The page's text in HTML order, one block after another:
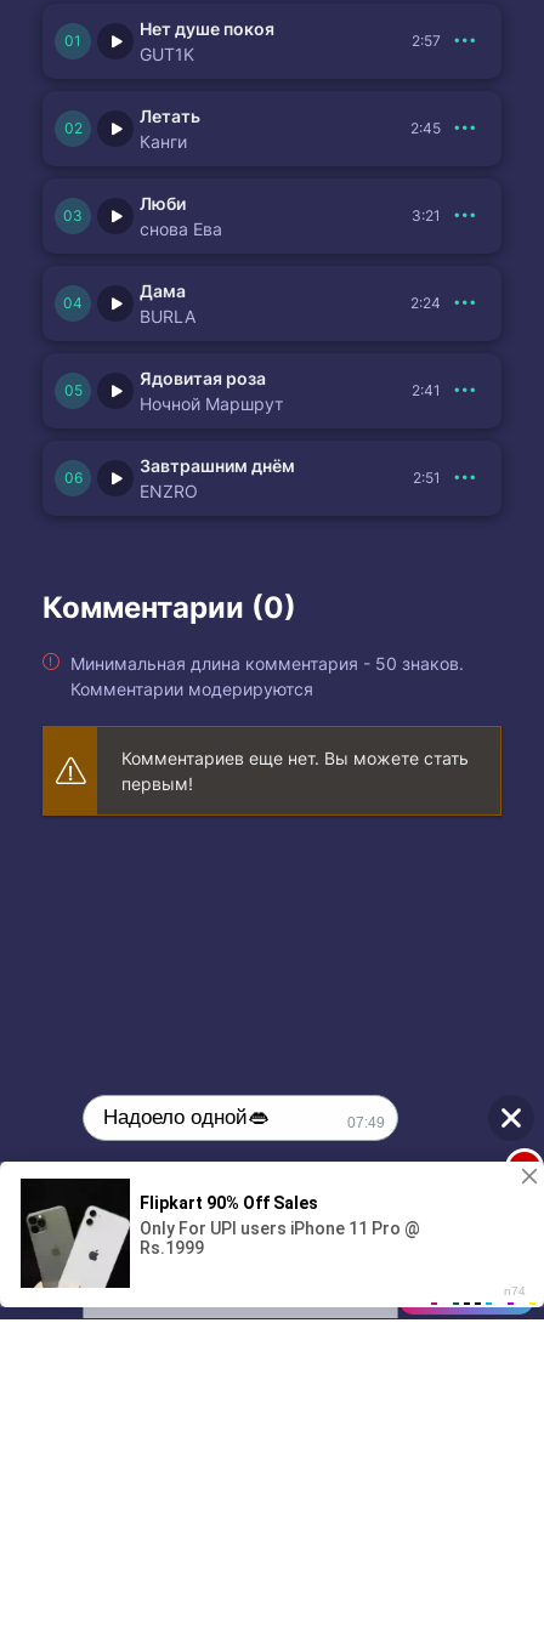
Нет душе покоя
GUT1K
2:57
Летать
Канги
2:45
Люби
снова Ева
3:21
Дама
BURLA
2:24
Ядовитая роза
Ночной Маршрут
2:41
Завтрашним днём
ENZRO
2:51
Комментарии (0)
Минимальная длина комментария - 50 знаков.
Комментарии модерируются
Комментариев еще нет. Вы можете стать
первым!
01/07
00:00
Надоело одной👄 07:49
🔞Может, изменим это?💦
1